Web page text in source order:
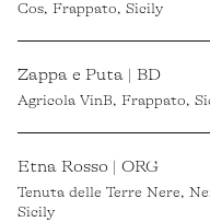
Cos, Frappato, Sicily
Zappa e Puta | BD
Agricola VinB, Frappato,
Etna Rosso | ORG
Tenuta delle Terre Nere,
Sicily